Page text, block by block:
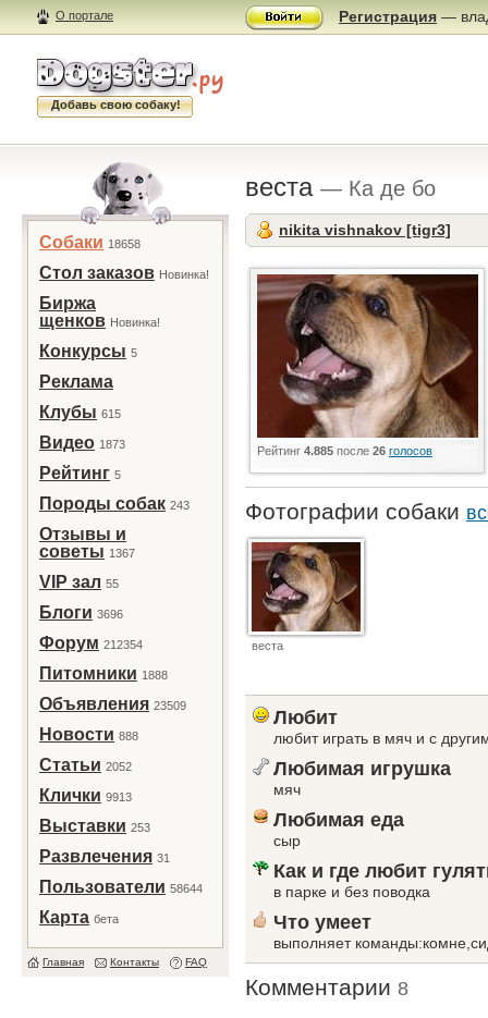
О портале Регистрация —
Добавь свою собаку!
Собаки 18658
Стол заказов Новинка!
Биржа
щенков Новинка!
Конкурсы 5
Реклама
Клубы 615
Видео 1873
Рейтинг 5
Породы собак 243
Отзывы и
советы 1367
VIP зал 55
Блоги 3696
Форум 212354
Питомники 1888
Объявления 23509
Новости 888
Статьи 2052
Клички 9913
Выставки 253
Развлечения 31
Пользователи 58644
Карта бета
Главная Контакты FAQ
веста — Ка де бо
nikita vishnakov [tigr3]
Рейтинг 4.885 после 26 голосов
Фотографии собаки
веста
Любит
любит играть в мяч и с
Любимая игрушка
мяч
Любимая еда
сыр
Как и где любит
в парке и без поводка
Что умеет
выполняет
Комментарии 8